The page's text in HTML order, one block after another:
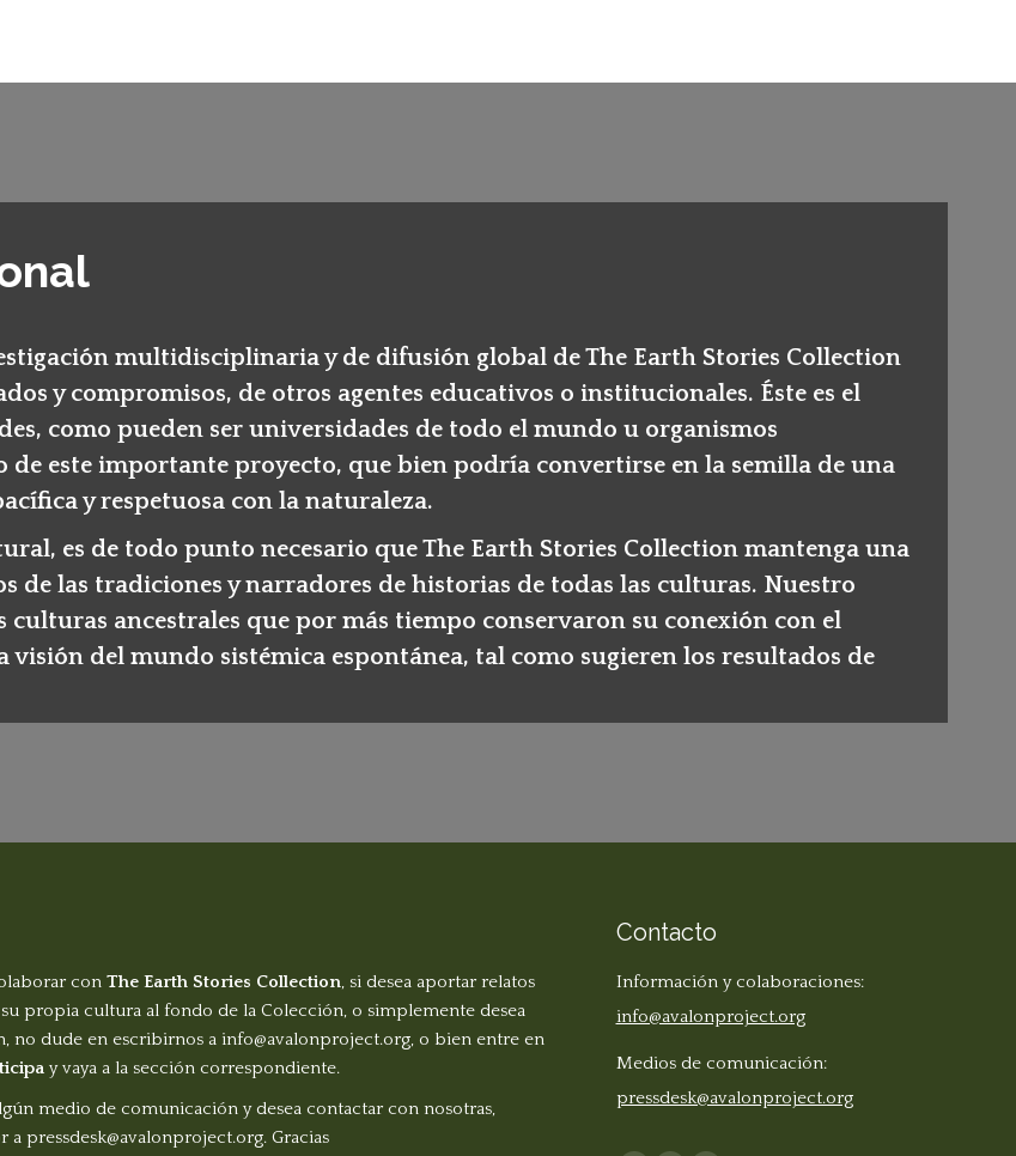
multidisciplinaria y de difusión global de The Earth Stories Collection
y compromisos, de otros agentes educativos o institucionales. Éste es el
como pueden ser universidades de todo el mundo u organismos
este importante proyecto, que bien podría convertirse en la semilla de una
y respetuosa con la naturaleza.
es de todo punto necesario que The Earth Stories Collection mantenga una
de las tradiciones y narradores de historias de todas las culturas. Nuestro
ancestrales que por más tiempo conservaron su conexión con el
del mundo sistémica espontánea, tal como sugieren los resultados de
con The Earth Stories Collection, si desea aportar relatos
propia cultura al fondo de la Colección, o simplemente desea
no dude en escribirnos a info@avalonproject.org, o bien entre en
y vaya a la sección correspondiente.
medio de comunicación y desea contactar con nosotras,
a pressdesk@avalonproject.org. Gracias
Contacto
Información y colaboraciones:
info@avalonproject.org
Medios de comunicación:
pressdesk@avalonproject.org